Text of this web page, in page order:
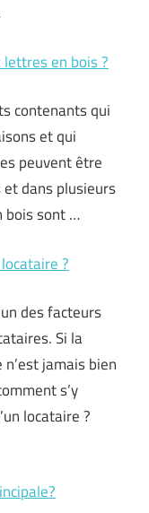
en bois ?
contenants qui
et qui
peuvent être
dans plusieurs
bois sont …
?
des facteurs
Si la
jamais bien
s’y
locataire ?